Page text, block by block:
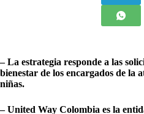
– La estrategia responde a las
bienestar de los encargados de la
niñas.
– United Way Colombia es la